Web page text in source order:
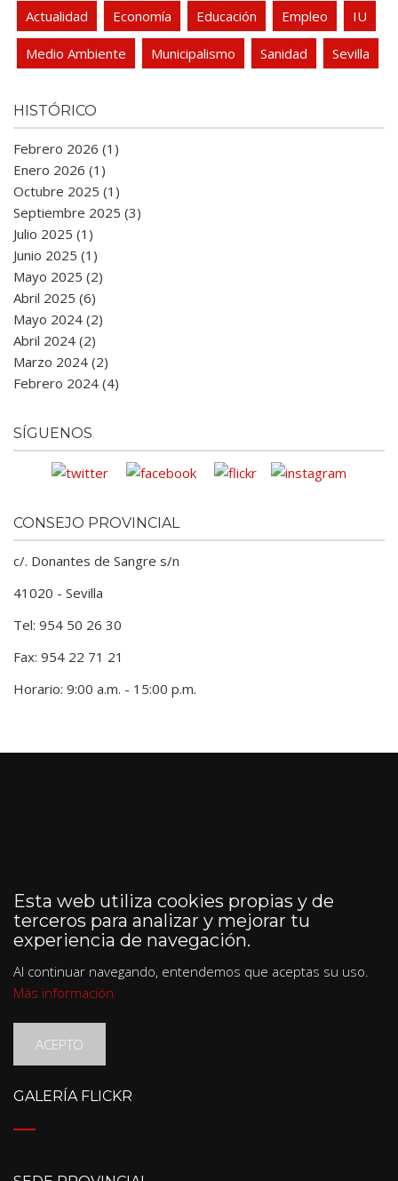
Actualidad Economía Educación Empleo IU
Medio Ambiente Municipalismo Sanidad Sevilla
HISTÓRICO
Febrero 2026 (1)
Enero 2026 (1)
Octubre 2025 (1)
Septiembre 2025 (3)
Julio 2025 (1)
Junio 2025 (1)
Mayo 2025 (2)
Abril 2025 (6)
Mayo 2024 (2)
Abril 2024 (2)
Marzo 2024 (2)
Febrero 2024 (4)
SÍGUENOS
CONSEJO PROVINCIAL
c/. Donantes de Sangre s/n
41020 - Sevilla
Tel: 954 50 26 30
Fax: 954 22 71 21
Horario: 9:00 a.m. - 15:00 p.m.
Esta web utiliza cookies propias y de
terceros para analizar y mejorar tu
experiencia de navegación.
Al continuar navegando, entendemos que aceptas su uso.
Más información
ACEPTO
GALERÍA FLICKR